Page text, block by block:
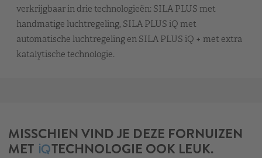
verkrijgbaar in drie technologieën: SILA PLUS met
handmatige luchtregeling, SILA PLUS iQ met
automatische luchtregeling en SILA PLUS iQ + met extra
katalytische technologie.
MISSCHIEN VIND JE DEZE FORNUIZEN
MET
TECHNOLOGIE OOK LEUK.